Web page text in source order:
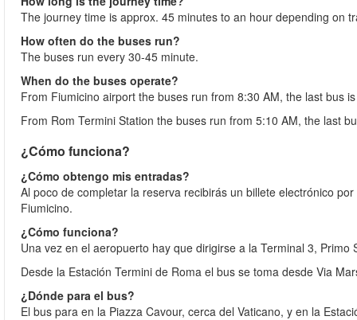
The journey time is approx. 45 minutes to an hour depending on
How often do the buses run?
The buses run every 30-45 minute.
When do the buses operate?
From Fiumicino airport the buses run from 8:30 AM, the last bus
From Rom Termini Station the buses run from 5:10 AM, the last
¿Cómo funciona?
¿Cómo obtengo mis entradas?
Al poco de completar la reserva recibirás un billete electrónico
Fiumicino.
¿Cómo funciona?
Una vez en el aeropuerto hay que dirigirse a la Terminal 3,
Desde la Estación Termini de Roma el bus se toma desde Via
¿Dónde para el bus?
El bus para en la Piazza Cavour, cerca del Vaticano, y en la